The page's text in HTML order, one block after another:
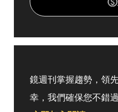
鏡週刊掌握趨勢，領
幸，我們確保您不錯